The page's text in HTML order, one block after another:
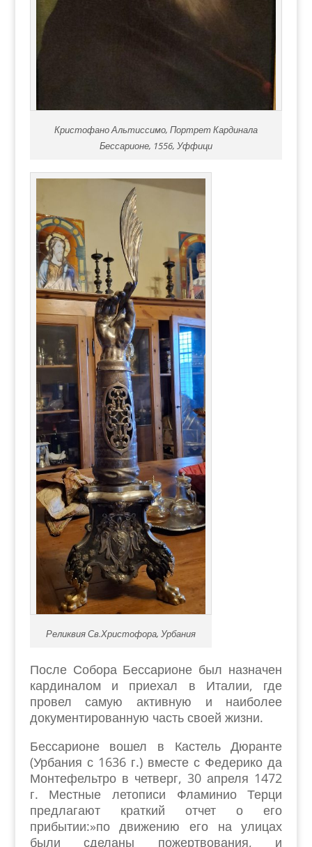
Кристофано Альтиссимо, Портрет Кардинала
Бессарионе, 1556, Уффици
Реликвия Св.Христофора, Урбания
После Собора Бессарионе был назначен
кардиналом и приехал в Италии, где
провел самую активную и наиболее
документированную часть своей жизни.
Бессарионе вошел в Кастель Дюранте
(Урбания с 1636 г.) вместе с Федерико да
Монтефельтро в четверг, 30 апреля 1472
г. Местные летописи Фламинио Терци
предлагают краткий отчет о его
прибытии:»по движению его на улицах
были сделаны пожертвования, и